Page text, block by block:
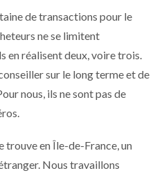
de transactions pour le
ne se limitent
en réalisent deux, voire trois.
sur le long terme et de
nous, ils ne sont pas de
trouve en Île-de-France, un
Nous travaillons